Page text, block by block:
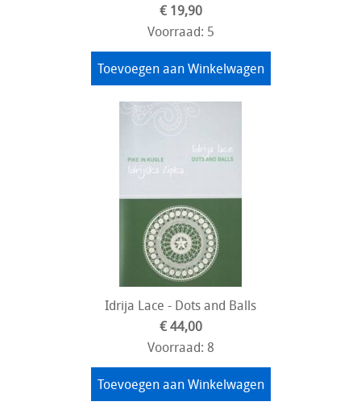
€ 19,90
Voorraad: 5
Toevoegen aan Winkelwagen
Idrija Lace - Dots and Balls
€ 44,00
Voorraad: 8
Toevoegen aan Winkelwagen